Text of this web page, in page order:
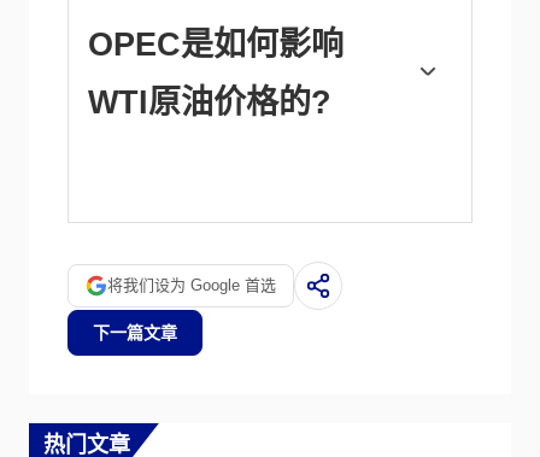
价。库存增加可以反映供应增加，从而压低价
格。空气污染指数的报告每周二发布，环境影
响评估报告于周二发布。它们的结果通常是相
似的，75%的情况下误差在1%以内。环境影
OPEC是如何影响
WTI原油价格的?
员国的生产配额。他们的决定经常影响WTI原
紧供应，推高油价。当欧佩克增加产量时，它
会产生相反的效果。“OPEC+”指的是一个扩大
后的组织，新增了10个非OPEC成员国，其中
最引人注目的是俄罗斯。
将我们设为 Google 首选
下一篇文章
热门文章